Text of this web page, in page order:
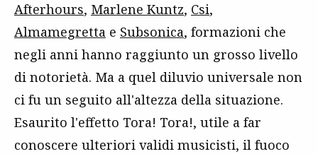
Afterhours, Marlene Kuntz, Csi,
Almamegretta e Subsonica, formazioni che
negli anni hanno raggiunto un grosso livello
di notorietà. Ma a quel diluvio universale non
ci fu un seguito all'altezza della situazione.
Esaurito l'effetto Tora! Tora!, utile a far
conoscere ulteriori validi musicisti, il fuoco